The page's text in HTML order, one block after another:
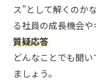
ス”として解くのか
る社員の成長機会や
質疑応答
どんなことでも聞
ましょう。